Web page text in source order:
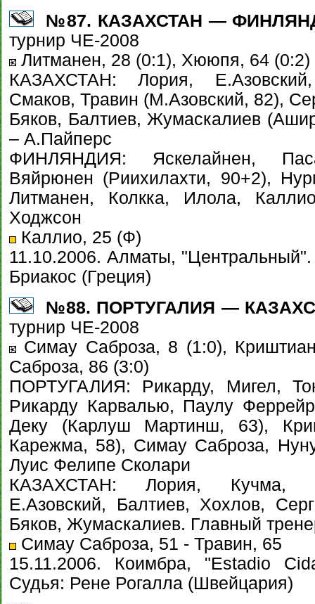
№87. КАЗАХСТАН —
турнир ЧЕ-2008
Литманен, 28 (0:1), Хююпя, 64 (0:2)
КАЗАХСТАН: Лория,
Смаков, Травин (М.Азовский, 82),
Бяков, Балтиев, Жумаскалиев
– А.Пайперс
ФИНЛЯНДИЯ: Яскелайнен,
Вяйрюнен (Риихилахти, 90+2),
Литманен, Колкка, Илола,
Ходжсон
Каллио, 25 (Ф)
11.10.2006. Алматы,
Бриакос (Греция)
№88. ПОРТУГАЛИЯ —
турнир ЧЕ-2008
Симау Саброза, 8 (1:0),
Саброза, 86 (3:0)
ПОРТУГАЛИЯ: Рикарду, Мигел,
Рикарду Карвалью, Паулу
Деку (Карлуш Мартинш, 63),
Карежма, 58), Симау Саброза,
Луис Фелипе Сколари
КАЗАХСТАН: Лория, Кучма,
Е.Азовский, Балтиев, Хохлов,
Бяков, Жумаскалиев. Главный
Симау Саброза, 51 - Травин, 65
15.11.2006. Коимбра, "Estadio
Судья: Рене Рогалла (Швейцария)